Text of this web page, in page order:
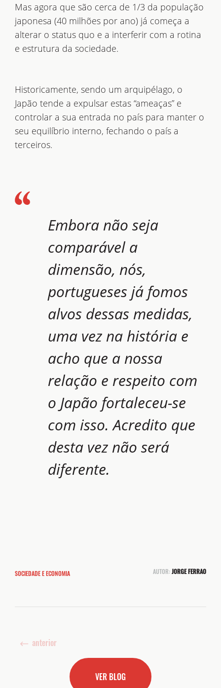
Mas agora que são cerca de 1/3 da população
japonesa (40 milhões por ano) já começa a
alterar o status quo e a interferir com a rotina
e estrutura da sociedade.
Historicamente, sendo um arquipélago, o
Japão tende a expulsar estas “ameaças” e
controlar a sua entrada no país para manter o
seu equilíbrio interno, fechando o país a
terceiros.
Embora não seja
comparável a
dimensão, nós,
portugueses já fomos
alvos dessas medidas,
uma vez na história e
acho que a nossa
relação e respeito com
o Japão fortaleceu-se
com isso. Acredito que
desta vez não será
diferente.
SOCIEDADE E ECONOMIA AUTOR: JORGE FERRAO
anterior
VER BLOG